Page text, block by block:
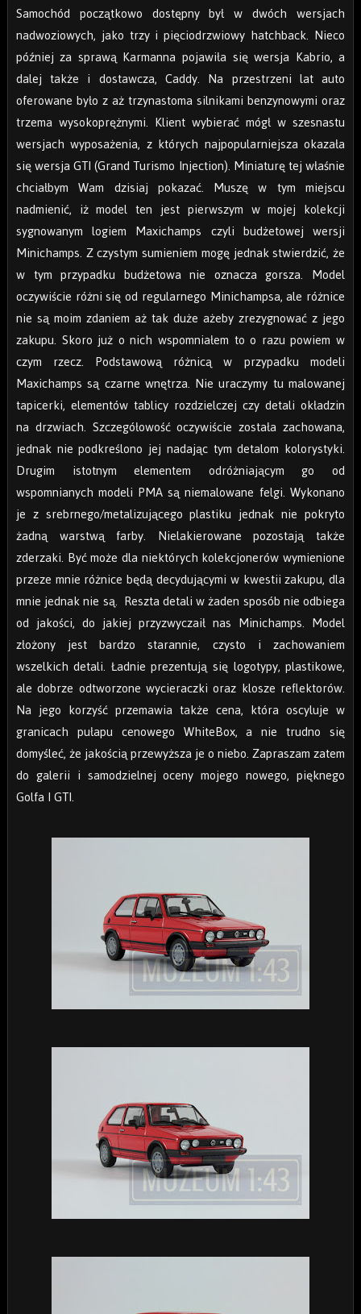
Samochód początkowo dostępny był w dwóch wersjach
nadwoziowych, jako trzy i pięciodrzwiowy hatchback. Nieco
później za sprawą Karmanna pojawiła się wersja Kabrio, a
dalej także i dostawcza, Caddy. Na przestrzeni lat auto
oferowane było z aż trzynastoma silnikami benzynowymi oraz
trzema wysokoprężnymi. Klient wybierać mógł w szesnastu
wersjach wyposażenia, z których najpopularniejsza okazała
się wersja GTI (Grand Turismo Injection). Miniaturę tej właśnie
chciałbym Wam dzisiaj pokazać. Muszę w tym miejscu
nadmienić, iż model ten jest pierwszym w mojej kolekcji
sygnowanym logiem Maxichamps czyli budżetowej wersji
Minichamps. Z czystym sumieniem mogę jednak stwierdzić, że
w tym przypadku budżetowa nie oznacza gorsza. Model
oczywiście różni się od regularnego Minichampsa, ale różnice
nie są moim zdaniem aż tak duże ażeby zrezygnować z jego
zakupu. Skoro już o nich wspomniałem to o razu powiem w
czym rzecz. Podstawową różnicą w przypadku modeli
Maxichamps są czarne wnętrza. Nie uraczymy tu malowanej
tapicerki, elementów tablicy rozdzielczej czy detali okładzin
na drzwiach. Szczegółowość oczywiście została zachowana,
jednak nie podkreślono jej nadając tym detalom kolorystyki.
Drugim istotnym elementem odróżniającym go od
wspomnianych modeli PMA są niemalowane felgi. Wykonano
je z srebrnego/metalizującego plastiku jednak nie pokryto
żadną warstwą farby. Nielakierowane pozostają także
zderzaki. Być może dla niektórych kolekcjonerów wymienione
przeze mnie różnice będą decydującymi w kwestii zakupu, dla
mnie jednak nie są. Reszta detali w żaden sposób nie odbiega
od jakości, do jakiej przyzwyczaił nas Minichamps. Model
złożony jest bardzo starannie, czysto i zachowaniem
wszelkich detali. Ładnie prezentują się logotypy, plastikowe,
ale dobrze odtworzone wycieraczki oraz klosze reflektorów.
Na jego korzyść przemawia także cena, która oscyluje w
granicach pułapu cenowego WhiteBox, a nie trudno się
domyśleć, że jakością przewyższa je o niebo. Zapraszam zatem
do galerii i samodzielnej oceny mojego nowego, pięknego
Golfa I GTI.